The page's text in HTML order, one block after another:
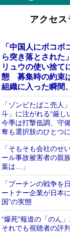
アクセス
「中国人にボコ
ら突き落とされ
リュウの使い捨て
態 募集時の約束
組織に入った瞬間
「ゾンビたばこ売人
斗」に注がれる“厳
今季は打撃低調、守
奪も選択肢のひとつに
「そもそも会社の
ール事故被害者の親
葉は…」
「プーチンの戦争を
ートナー企業が日本
国”の実態
“爆死”報道の「のん
それでも視聴者の評